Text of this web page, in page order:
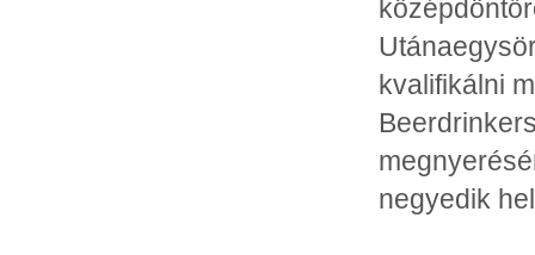
kvalifikálni
negyedik